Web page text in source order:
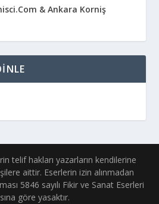
& Ankara Korniş
telif hakları yazarların kendilerine
aittir. Eserlerin izin alınmadan
5846 sayılı Fikir ve Sanat Eserleri
göre yasaktır.